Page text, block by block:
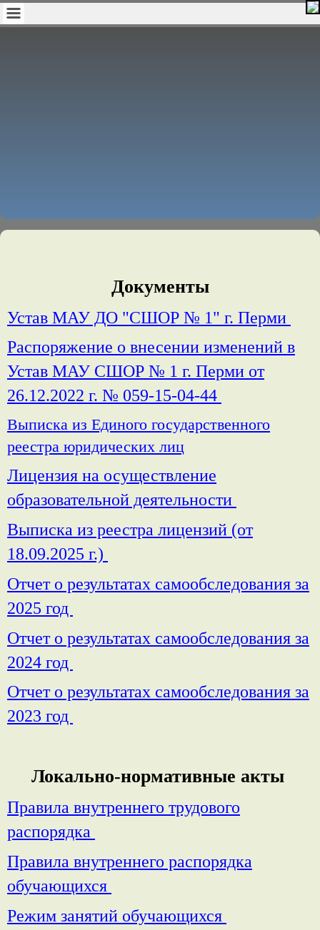
Документы
Устав МАУ ДО "СШОР № 1" г. Перми
Распоряжение о внесении изменений в
Устав МАУ СШОР № 1 г. Перми от
26.12.2022 г. № 059-15-04-44
Выписка из Единого государственного
реестра юридических лиц
Лицензия на осуществление
образовательной деятельности
Выписка из реестра лицензий (от
18.09.2025 г.)
Отчет о результатах самообследования за
2025 год
Отчет о результатах самообследования за
2024 год
Отчето результатах самообследования за
2023 год
Локально-нормативные акты
Правила внутреннего трудового
распорядка
Правила внутреннего распорядка
обучающихся
Режим занятий обучающихся